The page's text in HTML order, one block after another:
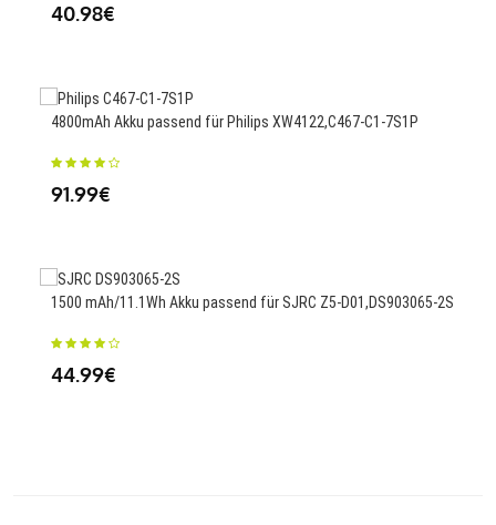
40.98€
4800mAh Akku passend für Philips XW4122,C467-C1-7S1P
91.99€
1500 mAh/11.1Wh Akku passend für SJRC Z5-D01,DS903065-2S
44.99€